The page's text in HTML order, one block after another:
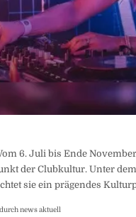
6. Juli bis Ende
der Clubkultur. Unter
sie ein prägendes
news aktuell